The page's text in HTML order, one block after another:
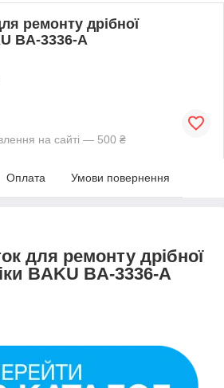
ремонту дрібної
BA-3336-A
на сайті — 500 ₴
Оплата Умови повернення
для ремонту дрібної
BAKU BA-3336-A